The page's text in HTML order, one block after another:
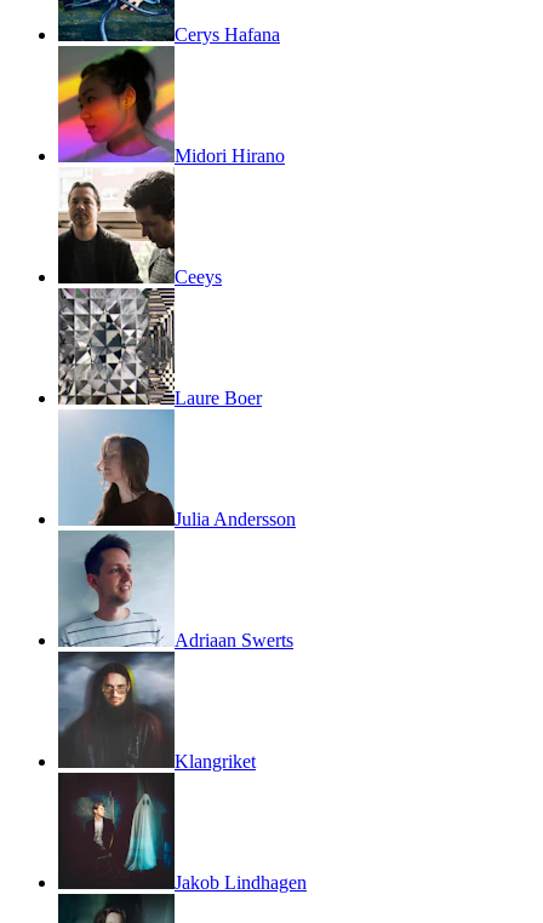
Cerys Hafana
Midori Hirano
Ceeys
Laure Boer
Julia Andersson
Adriaan Swerts
Klangriket
Jakob Lindhagen